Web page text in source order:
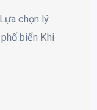
chọn lý
biển Khi